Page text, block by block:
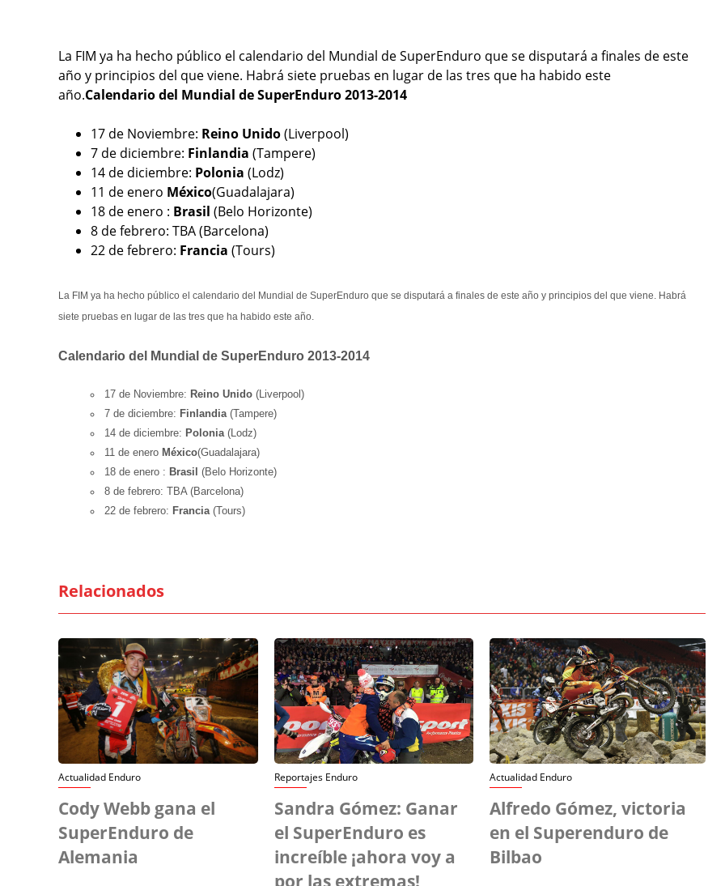
La FIM ya ha hecho público el calendario del Mundial de SuperEnduro que se disputará a finales de este
año y principios del que viene. Habrá siete pruebas en lugar de las tres que ha habido este
año.Calendario del Mundial de SuperEnduro 2013-2014
17 de Noviembre: Reino Unido(Liverpool)
7 de diciembre: Finlandia (Tampere)
14 de diciembre: Polonia (Lodz)
11 de enero México(Guadalajara)
18 de enero : Brasil (Belo Horizonte)
8 de febrero: TBA (Barcelona)
22 de febrero: Francia (Tours)
La FIM ya ha hecho público el calendario del Mundial de SuperEnduro que se disputará a finales de este año y principios del que viene. Habrá
siete pruebas en lugar de las tres que ha habido este año.
Calendario del Mundial de SuperEnduro 2013-2014
17 de Noviembre: Reino Unido (Liverpool)
7 de diciembre: Finlandia (Tampere)
14 de diciembre: Polonia (Lodz)
11 de enero México(Guadalajara)
18 de enero : Brasil (Belo Horizonte)
8 de febrero: TBA (Barcelona)
22 de febrero: Francia (Tours)
Relacionados
Actualidad Enduro
Cody Webb gana el
SuperEnduro de
Alemania
Reportajes Enduro
Sandra Gómez: Ganar
el SuperEnduro es
increíble ¡ahora voy a
por las extremas!
Actualidad Enduro
Alfredo Gómez, victoria
en el Superenduro de
Bilbao